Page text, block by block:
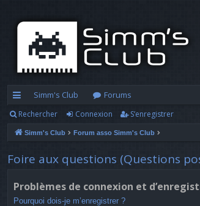
cc
ès
ra
d
Simm's Club
Forums
Rechercher Connexion S’enregistrer
Simm's Club Forum asso Simm's Club
Foire aux questions (Questions
Problèmes de connexion et
Pourquoi dois-je m’enregistrer ?